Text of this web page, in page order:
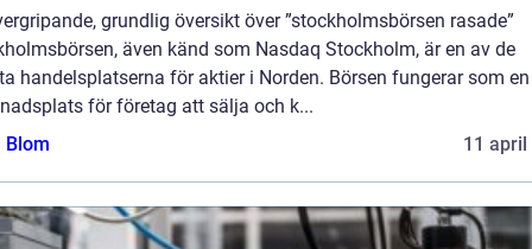
grundlig översikt över ”stockholmsbörsen rasade”
även känd som Nasdaq Stockholm, är en av de
handelsplatserna för aktier i Norden. Börsen fungerar som en
för företag att sälja och k...
Blom
11 april